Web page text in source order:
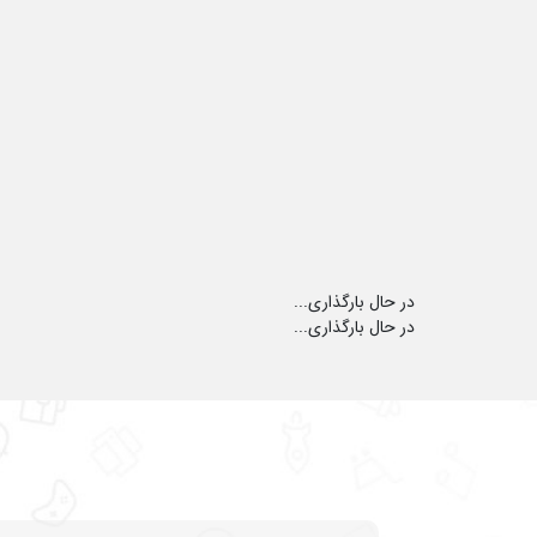
در حال بارگذاری...
در حال بارگذاری...